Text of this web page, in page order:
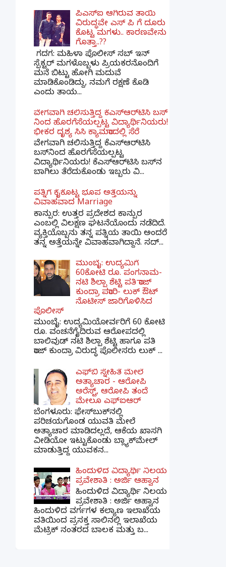
ಪಿಎಸ್​ಐ ಆಗಿರುವ ತಾಯಿ
ವಿರುದ್ಧವೇ ಎಸ್ ಪಿ ಗೆ ದೂರು
ಕೊಟ್ಟ ಮಗಳು.. ಕಾರಣವೇನು
ಗೊತ್ತಾ..??
ಗದಗ​: ಮಹಿಳಾ ಪೊಲೀಸ್​ ಸಬ್ ​ಇನ್​
ಸ್ಪೆಕ್ಟರ್​ ಮಗಳೊಬ್ಬಳು ಪ್ರಿಯಕರನೊಂದಿಗೆ
ಮನೆ ಬಿಟ್ಟು ಹೋಗಿ ಮದುವೆ
ಮಾಡಿಕೊಂಡಿದ್ದು, ನಮಗೆ ರಕ್ಷಣೆ ಕೊಡಿ
ಎಂದು ತಾಯ...
ವೇಗವಾಗಿ ಚಲಿಸುತ್ತಿದ್ದ ಕೆಎಸ್​ಆರ್​ಟಿಸಿ ಬಸ್​
ನಿಂದ ಹೊರಗೆಸೆಯಲ್ಪಟ್ಟ ವಿದ್ಯಾರ್ಥಿನಿಯರು!
ಭೀಕರ ದೃಶ್ಯ ಸಿಸಿ ಕ್ಯಾಮರಾದಲ್ಲಿ ಸೆರೆ
ವೇಗವಾಗಿ ಚಲಿಸುತ್ತಿದ್ದ ಕೆಎಸ್‌ಆರ್‌ಟಿಸಿ
ಬಸ್‌ನಿಂದ ಹೊರಗೆಸೆಯಲ್ಪಟ್ಟ
ವಿದ್ಯಾರ್ಥಿನಿಯರು! ಕೆಎಸ್‌ಆರ್‌ಟಿಸಿ ಬಸ್‌ನ
ಬಾಗಿಲು ತೆರೆದುಕೊಂಡು ಇಬ್ಬರು ವಿ...
ಪತ್ನಿಗೆ ಕೈಕೊಟ್ಟ ಭೂಪ ಅತ್ತೆಯನ್ನು
ವಿವಾಹವಾದ Marriage
ಕಾನ್ಪುರ: ಉತ್ತರ ಪ್ರದೇಶದ ಕಾನ್ಪುರ
ಎಂಬಲ್ಲಿ ವಿಲಕ್ಷಣ ಘಟನೆಯೊಂದು ನಡೆದಿದೆ.
ವ್ಯಕ್ತಿಯೊಬ್ಬನು ತನ್ನ ಪತ್ನಿಯ ತಾಯಿ ಅಂದರೆ
ತನ್ನ ಅತ್ತೆಯನ್ನೇ ವಿವಾಹವಾಗಿದ್ದಾನೆ. ಸದ್...
ಮುಂಬೈ: ಉದ್ಯಮಿಗೆ
60ಕೋಟಿ ರೂ. ಪಂಗನಾಮ-
ನಟಿ ಶಿಲ್ಪಾ ಶೆಟ್ಟಿ ಪತಿ ರಾಜ್
ಕುಂದ್ರಾ ಪರಾರಿ- ಲುಕ್ ಔಟ್
ನೊಟೀಸ್ ಜಾರಿಗೊಳಿಸಿದ
ಪೊಲೀಸ್
ಮುಂಬೈ: ಉದ್ಯಮಿಯೋರ್ವರಿಗೆ 60 ಕೋಟಿ
ರೂ. ವಂಚನೆಗೈದಿರುವ ಆರೋಪದಲ್ಲಿ
ಬಾಲಿವುಡ್ ನಟಿ ಶಿಲ್ಪಾ ಶೆಟ್ಟಿ ಹಾಗೂ ಪತಿ
ರಾಜ್ ಕುಂದ್ರಾ ವಿರುದ್ಧ ಪೊಲೀಸರು ಲುಕ್ ...
ಎಫ್‌ಬಿ ಸ್ನೇಹಿತೆ ಮೇಲೆ
ಅತ್ಯಾಚಾರ - ಆರೋಪಿ
ಅರೆಸ್ಟ್, ಆರೋಪಿ ತಂದೆ
ಮೇಲೂ ಎಫ್ಐಆರ್
ಬೆಂಗಳೂರು: ಫೇಸ್‌ಬುಕ್‌ನಲ್ಲಿ
ಪರಿಚಯಗೊಂಡ ಯುವತಿ ಮೇಲೆ
ಅತ್ಯಾಚಾರ ಮಾಡಿದಲ್ಲದೆ, ಆಕೆಯ ಖಾಸಗಿ
ವೀಡಿಯೋ ಇಟ್ಟುಕೊಂಡು ಬ್ಲ್ಯಾಕ್‌ಮೇಲ್
ಮಾಡುತ್ತಿದ್ದ ಯುವಕನ...
ಹಿಂದುಳಿದ ವಿದ್ಯಾರ್ಥಿ ನಿಲಯ
ಪ್ರವೇಶಾತಿ : ಅರ್ಜಿ ಆಹ್ವಾನ
ಹಿಂದುಳಿದ ವಿದ್ಯಾರ್ಥಿ ನಿಲಯ
ಪ್ರವೇಶಾತಿ : ಅರ್ಜಿ ಆಹ್ವಾನ
ಹಿಂದುಳಿದ ವರ್ಗಗಳ ಕಲ್ಯಾಣ ಇಲಾಖೆಯ
ವತಿಯಿಂದ ಪ್ರಸಕ್ತ ಸಾಲಿನಲ್ಲಿ ಇಲಾಖೆಯ
ಮೆಟ್ರಿಕ್ ನಂತರದ ಬಾಲಕ ಮತ್ತು ಬ...